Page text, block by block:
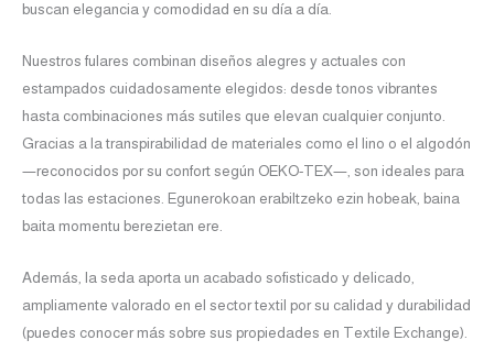
buscan elegancia y comodidad en su día a día.
Nuestros fulares combinan diseños alegres y actuales con
estampados cuidadosamente elegidos: desde tonos vibrantes
hasta combinaciones más sutiles que elevan cualquier conjunto.
Gracias a la transpirabilidad de materiales como el lino o el algodón
—reconocidos por su confort según OEKO-TEX—, son ideales para
todas las estaciones. Egunerokoan erabiltzeko ezin hobeak, baina
baita momentu berezietan ere.
Además, la seda aporta un acabado sofisticado y delicado,
ampliamente valorado en el sector textil por su calidad y durabilidad
(puedes conocer más sobre sus propiedades en Textile Exchange).